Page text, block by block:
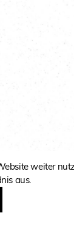
weiter
aus.